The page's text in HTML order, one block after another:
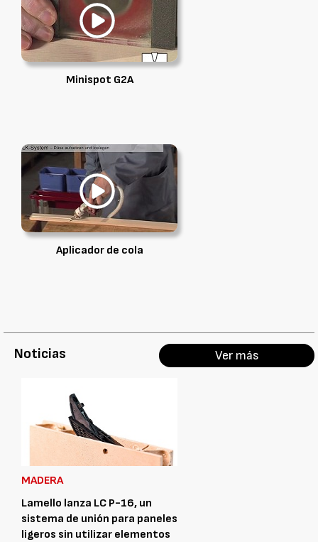
Minispot G2A
Aplicador de cola
Noticias Ver más
MADERA
Lamello lanza LC P-16, un
sistema de unión para paneles
ligeros sin utilizar elementos